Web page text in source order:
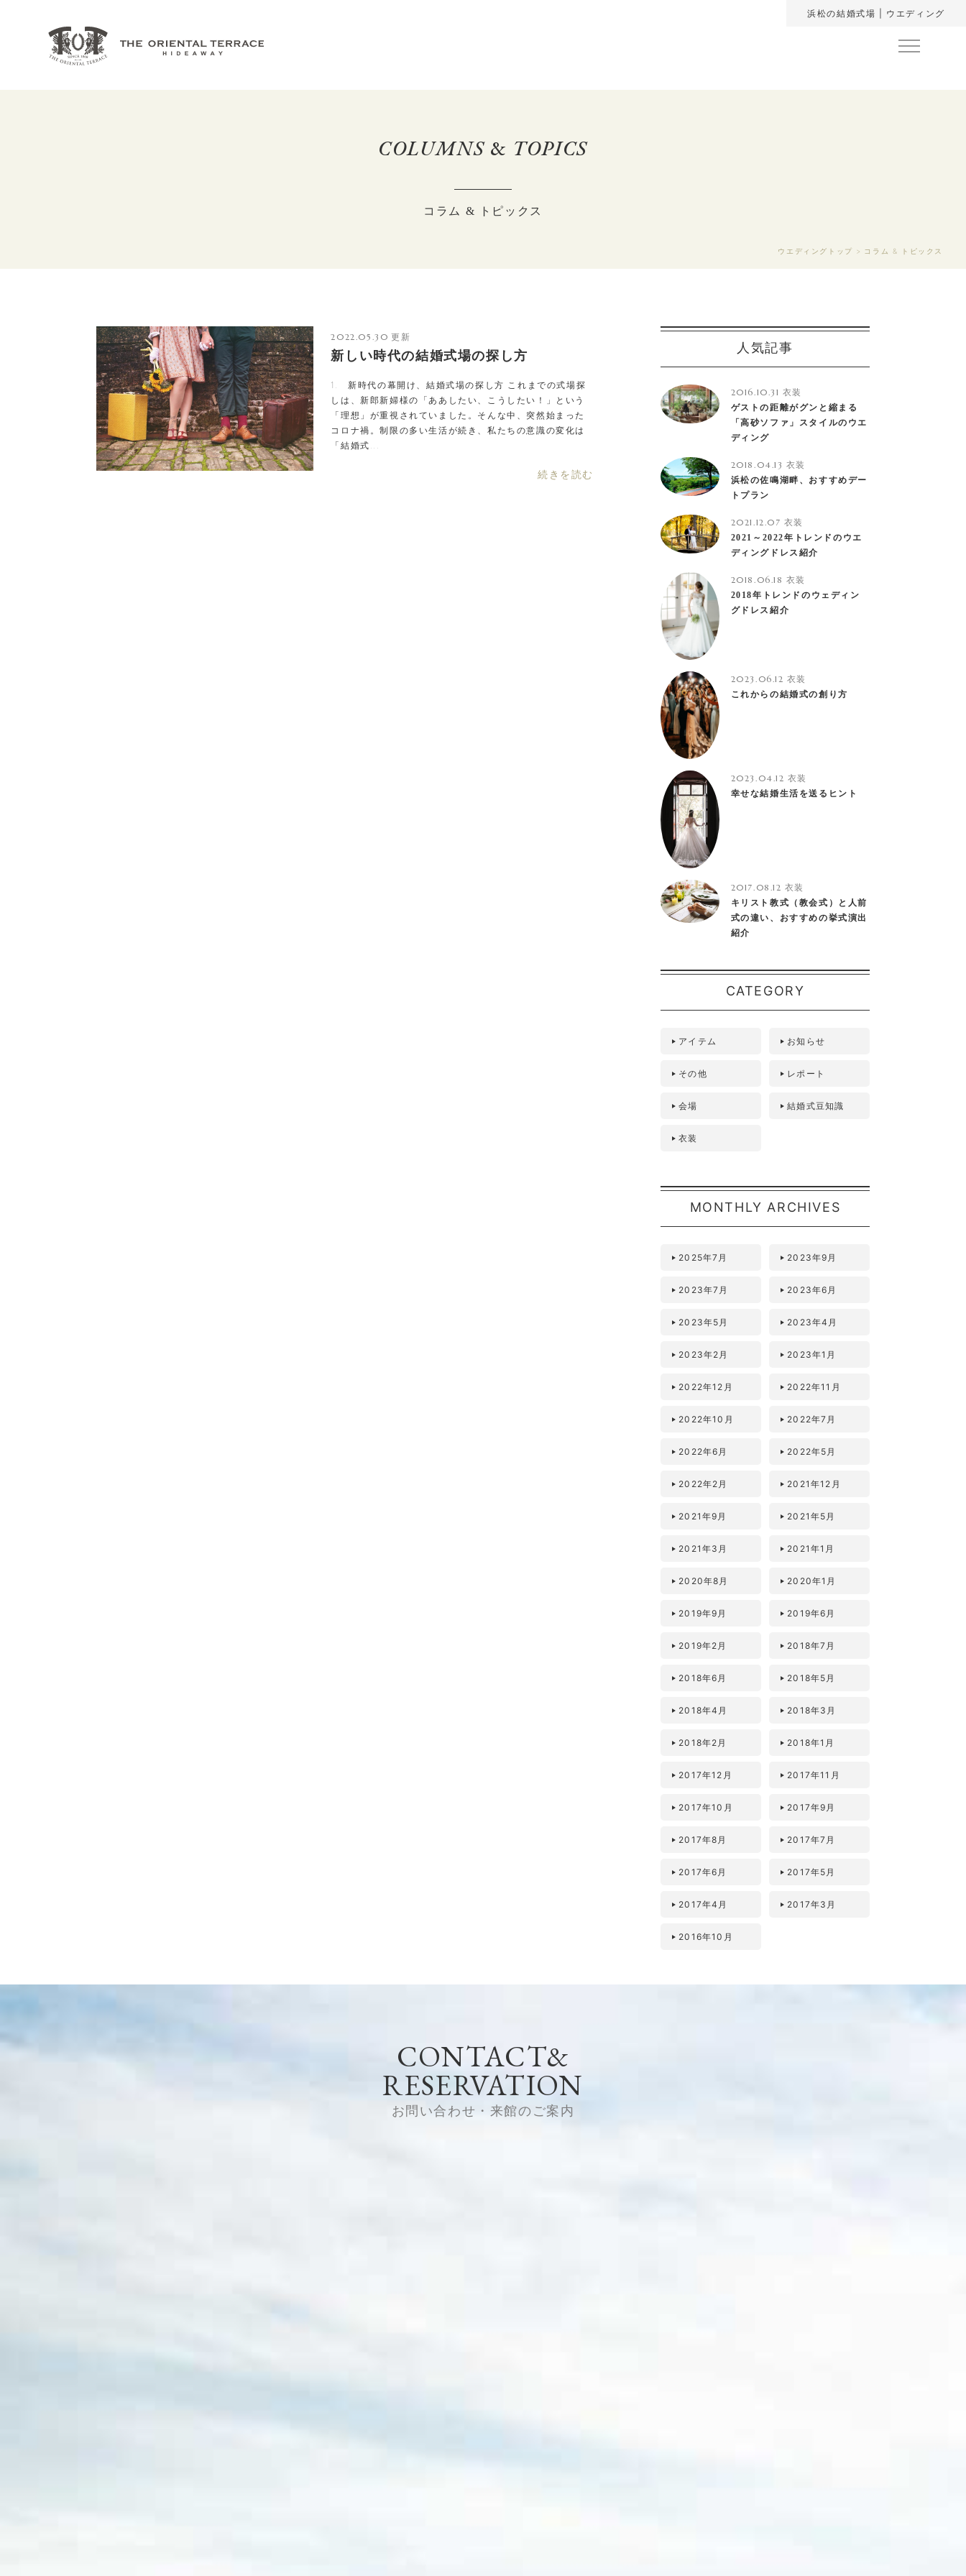
浜松の結婚式場 | ウエディング
COLUMNS & TOPICS
コラム & トピックス
ウエディングトップ コラム & トピックス
2022.05.30
新しい時代の結婚式場の探し方
1. 新時代の幕開け、結婚式場の探し方 これまでの式場探
しは、新郎新婦様の「ああしたい、こうしたい！」という
「理想」が重視されていました。そんな中、突然始まった
コロナ禍。制限の多い生活が続き、私たちの意識の変化は
「結婚式...
続きを読む
人気記事
2016.10.31 衣装
ゲストの距離がグンと縮まる
「高砂ソファ」スタイルのウエ
ディング
2018.04.13 衣装
浜松の佐鳴湖畔、おすすめデー
トプラン
2021.12.07 衣装
2021～2022年トレンドのウエ
ディングドレス紹介
2018.06.18 衣装
2018年トレンドのウェディン
グドレス紹介
2023.06.12 衣装
これからの結婚式の創り方
2023.04.12 衣装
幸せな結婚生活を送るヒント
2017.08.12 衣装
キリスト教式（教会式）と人前
式の違い、おすすめの挙式演出
紹介
CATEGORY
アイテム お知らせ
その他 レポート
会場 結婚式豆知識
衣装
MONTHLY ARCHIVES
2025年7月 2023年9月
2023年7月 2023年6月
2023年5月 2023年4月
2023年2月 2023年1月
2022年12月 2022年11月
2022年10月 2022年7月
2022年6月 2022年5月
2022年2月 2021年12月
2021年9月 2021年5月
2021年3月 2021年1月
2020年8月 2020年1月
2019年9月 2019年6月
2019年2月 2018年7月
2018年6月 2018年5月
2018年4月 2018年3月
2018年2月 2018年1月
2017年12月 2017年11月
2017年10月 2017年9月
2017年8月 2017年7月
2017年6月 2017年5月
2017年4月 2017年3月
2016年10月
CONTACT&
RESERVATION
お問い合わせ・来館のご案内